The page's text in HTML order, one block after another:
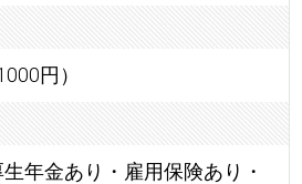
円）
年金あり・雇用保険あり・